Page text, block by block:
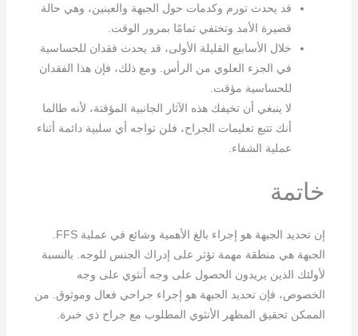
قد يحدث تورم وكدمات حول الجبهة والعينين، وهي حالة
قصيرة الأمد وتختفي تمامًا بمرور الوقت.
خلال الأسابيع القليلة الأولى، قد يحدث فقدان للحساسية
في الجزء العلوي من الرأس. ومع ذلك، فإن هذا الفقدان
للحساسية مؤقت.
لا ينبغي أن تخيفك هذه الآثار الجانبية المؤقتة، لأنه طالما
أنك تتبع تعليمات الجراح، فلن تواجه أي سلبية دائمة أثناء
عملية الشفاء.
خاتمة
الجبهة هي منطقة مهمة تؤثر على إدراك الجنس للوجه. بالنسبة
لأولئك الذين يريدون الحصول على وجه أنثوي على وجه
الخصوص، فإن تحديد الجبهة هو إجراء جراحي فعال وموثوق. من
الممكن تحقيق المظهر الأنثوي المطلوب مع جراح ذي خبرة.